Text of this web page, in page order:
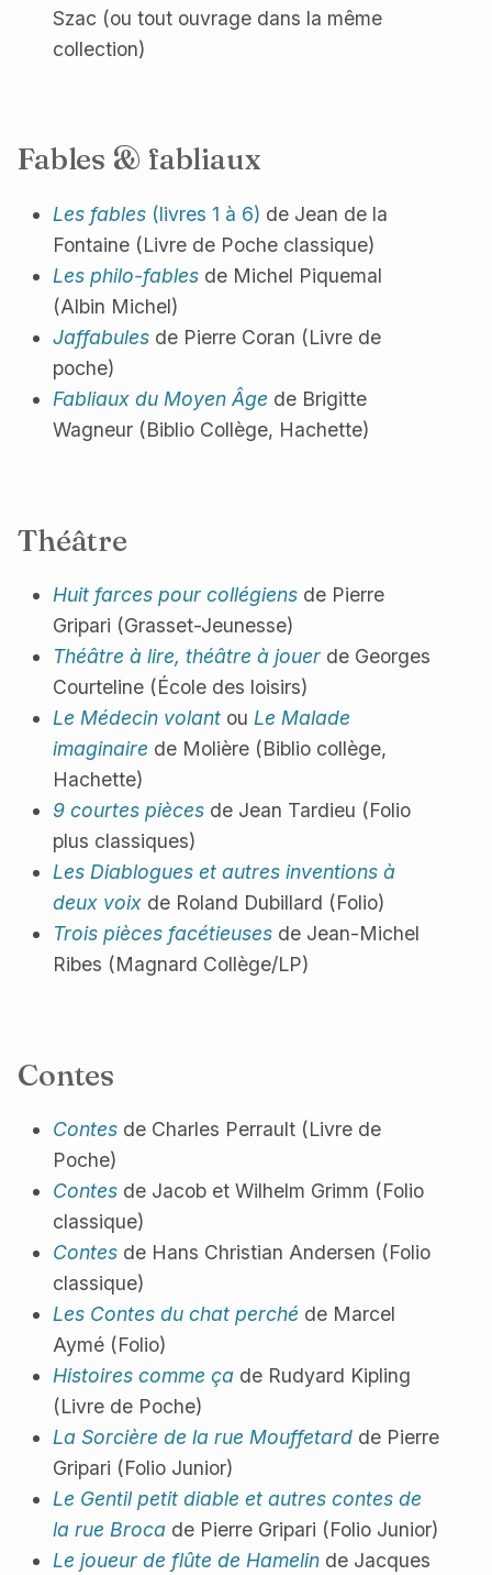
Szac (ou tout ouvrage dans la même
collection)
Fables & fabliaux
Les fables (livres 1 à 6) de Jean de la
Fontaine (Livre de Poche classique)
Les philo-fables de Michel Piquemal
(Albin Michel)
Jaffabules de Pierre Coran (Livre de
poche)
Fabliaux du Moyen Âge de Brigitte
Wagneur (Biblio Collège, Hachette)
Théâtre
Huit farces pour collégiens de Pierre
Gripari (Grasset-Jeunesse)
Théâtre à lire, théâtre à jouer de Georges
Courteline (École des loisirs)
Le Médecin volant ou Le Malade
imaginaire de Molière (Biblio collège,
Hachette)
9 courtes pièces de Jean Tardieu (Folio
plus classiques)
Les Diablogues et autres inventions à
deux voix de Roland Dubillard (Folio)
Trois pièces facétieuses de Jean-Michel
Ribes (Magnard Collège/LP)
Contes
Contes de Charles Perrault (Livre de
Poche)
Contes de Jacob et Wilhelm Grimm (Folio
classique)
Contes de Hans Christian Andersen (Folio
classique)
Les Contes du chat perché de Marcel
Aymé (Folio)
Histoires comme ça de Rudyard Kipling
(Livre de Poche)
La Sorcière de la rue Mouffetard de Pierre
Gripari (Folio Junior)
Le Gentil petit diable et autres contes de
la rue Broca de Pierre Gripari (Folio Junior)
Le joueur de flûte de Hamelin de Jacques